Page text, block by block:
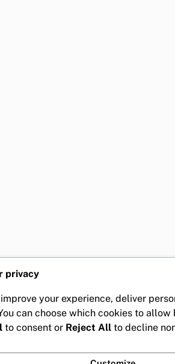
privacy
your experience, deliver
can choose which cookies to
to consent or Reject All to decline